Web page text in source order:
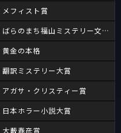
メフィスト賞
ばらのまち福山ミステリー文学新
黄金の本格
翻訳ミステリー大賞
アガサ・クリスティー賞
日本ホラー小説大賞
大藪春彦賞